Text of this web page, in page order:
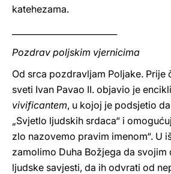
katehezama.
Pozdrav poljskim vjernicima
Od srca pozdravljam Poljake. Prije
sveti Ivan Pavao II. objavio je
vivificantem, u kojoj je podsjetio
„Svjetlo ljudskih srdaca“ i
zlo nazovemo pravim imenom“. U
zamolimo Duha Božjega da
ljudske savjesti, da ih odvrati od